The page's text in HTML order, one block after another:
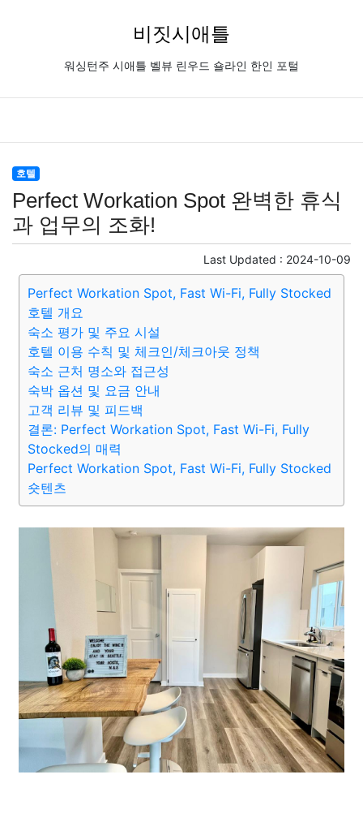
비짓시애틀
워싱턴주 시애틀 벨뷰 린우드 숄라인 한인 포털
호텔
Perfect Workation Spot 완벽한 휴식
과 업무의 조화!
Last Updated : 2024-10-09
Perfect Workation Spot, Fast Wi-Fi, Fully Stocked
호텔 개요
숙소 평가 및 주요 시설
호텔 이용 수칙 및 체크인/체크아웃 정책
숙소 근처 명소와 접근성
숙박 옵션 및 요금 안내
고객 리뷰 및 피드백
결론: Perfect Workation Spot, Fast Wi-Fi, Fully
Stocked의 매력
Perfect Workation Spot, Fast Wi-Fi, Fully Stocked
숏텐츠